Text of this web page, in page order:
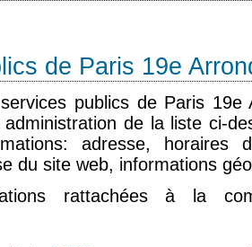
de Paris 19e
publics de Paris 19e
de la liste ci-
adresse, horaires
du site web, informations
rattachées à la